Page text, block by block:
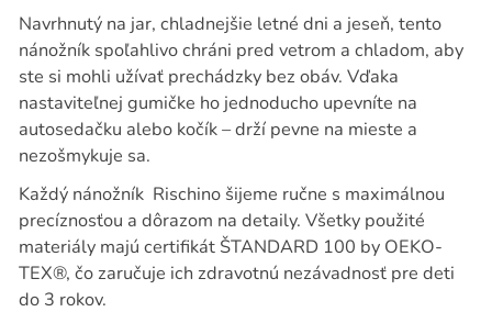
Navrhnutý na jar, chladnejšie letné dni a jeseň, tento
nánožník spoľahlivo chráni pred vetrom a chladom, aby
ste si mohli užívať prechádzky bez obáv. Vďaka
nastaviteľnej gumičke ho jednoducho upevníte na
autosedačku alebo kočík – drží pevne na mieste a
nezošmykuje sa.
Každý nánožník Rischino šijeme ručne s maximálnou
precíznosťou a dôrazom na detaily. Všetky použité
materiály majú certifikát ŠTANDARD 100 by OEKO-
TEX®, čo zaručuje ich zdravotnú nezávadnosť pre deti
do 3 rokov.